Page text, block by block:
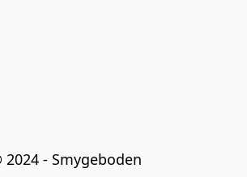
- Smygeboden